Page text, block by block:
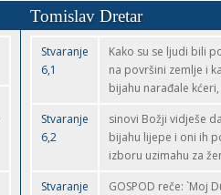
Tomislav Dretar
Stvaranje
6,1
Kako su se ljudi bili
na površini zemlje i
bijahu narađale kćeri,
Stvaranje
6,2
sinovi Božji vidješe
bijahu lijepe i oni ih
izboru uzimahu za
Stvaranje
GOSPOD reče: `Moj